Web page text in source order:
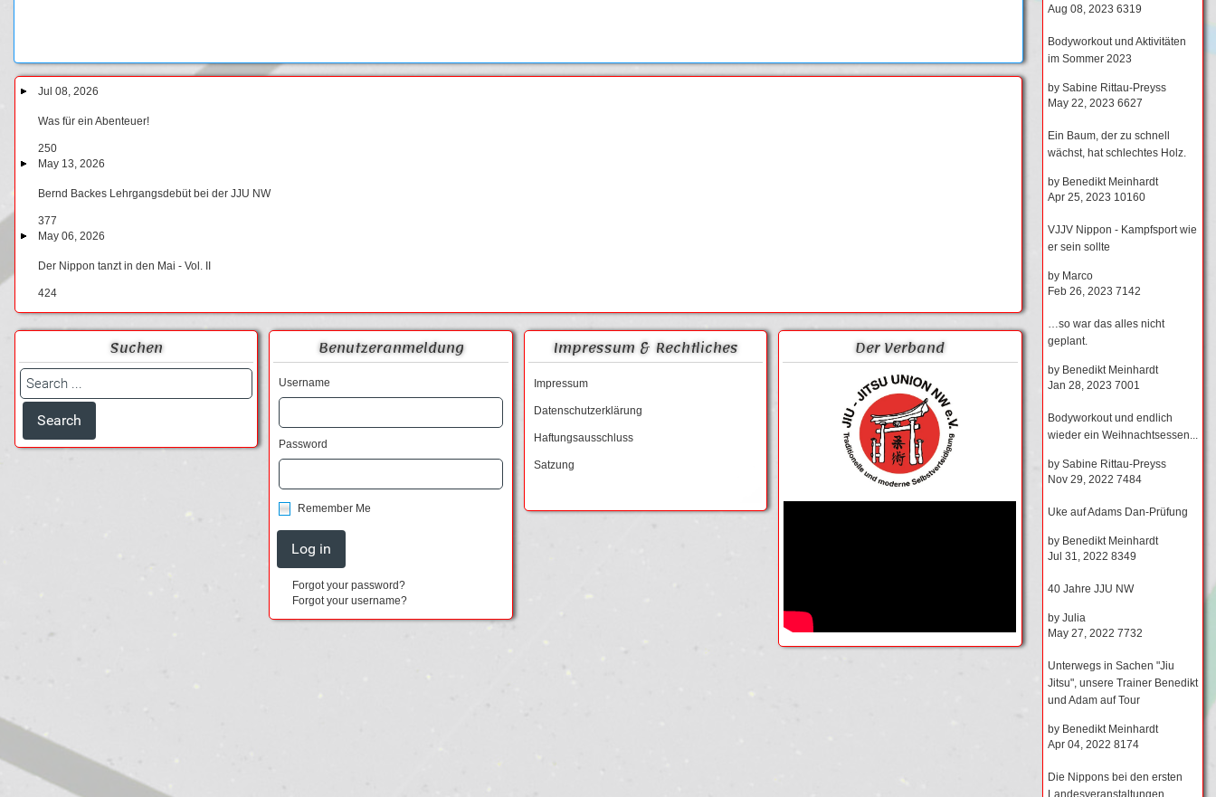
Jul 08, 2026
Was für ein Abenteuer!
250
May 13, 2026
Bernd Backes Lehrgangsdebüt bei der JJU NW
377
May 06, 2026
Der Nippon tanzt in den Mai - Vol. II
424
Suchen Benutzeranmeldung
Username
Password
Remember Me
Forgot your password?
Forgot your username?
Impressum & Rechtliches
Impressum
Datenschutzerklärung
Haftungsausschluss
Satzung
Der Verband
Aug 08, 2023 6319
Bodyworkout und Aktivitäten
im Sommer 2023
by Sabine Rittau-Preyss
May 22, 2023 6627
Ein Baum, der zu schnell
wächst, hat schlechtes Holz.
by Benedikt Meinhardt
Apr 25, 2023 10160
VJJV Nippon - Kampfsport wie
er sein sollte
by Marco
Feb 26, 2023 7142
…so war das alles nicht
geplant.
by Benedikt Meinhardt
Jan 28, 2023 7001
Bodyworkout und endlich
wieder ein Weihnachtsessen...
by Sabine Rittau-Preyss
Nov 29, 2022 7484
Uke auf Adams Dan-Prüfung
by Benedikt Meinhardt
Jul 31, 2022 8349
40 Jahre JJU NW
by Julia
May 27, 2022 7732
Unterwegs in Sachen "Jiu
Jitsu", unsere Trainer Benedikt
und Adam auf Tour
by Benedikt Meinhardt
Apr 04, 2022 8174
Die Nippons bei den ersten
Landesveranstaltungen